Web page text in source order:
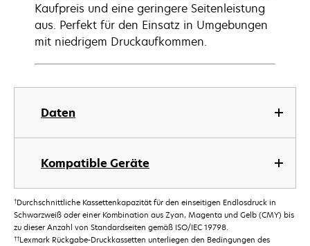
Daten
Kompatible Geräte
Kaufpreis und eine geringere Seitenleistung
aus. Perfekt für den Einsatz in Umgebungen
mit niedrigem Druckaufkommen.
†Durchschnittliche Kassettenkapazität für den einseitigen Endlosdruck in
Schwarzweiß oder einer Kombination aus Zyan, Magenta und Gelb (CMY) bis
zu dieser Anzahl von Standardseiten gemäß ISO/IEC 19798.
††Lexmark Rückgabe-Druckkassetten unterliegen den Bedingungen des